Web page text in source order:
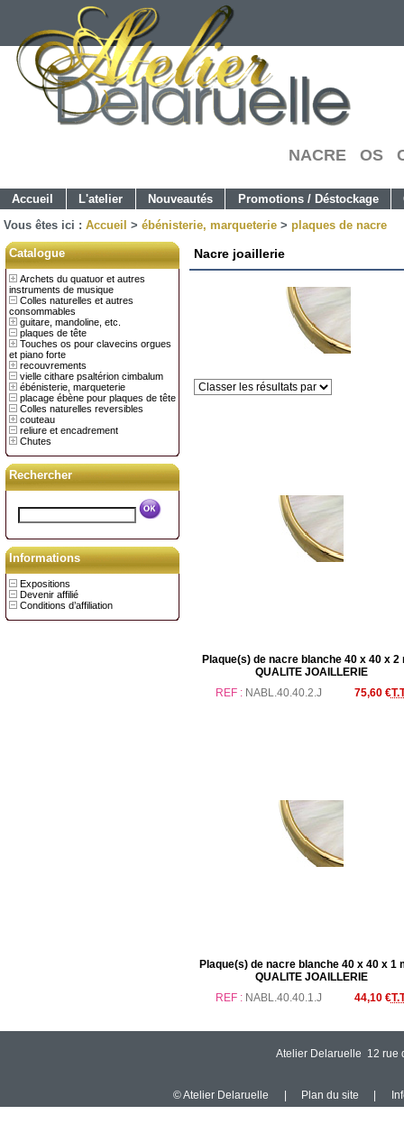
NACRE OS
Accueil L'atelier Nouveautés Promotions / Déstockage
Vous êtes ici : Accueil > ébénisterie, marqueterie > plaques de nacre
Catalogue
Archets du quatuor et autres
instruments de musique
Colles naturelles et autres
consommables
guitare, mandoline, etc.
plaques de tête
Touches os pour clavecins orgues
et piano forte
recouvrements
vielle cithare psaltérion cimbalum
ébénisterie, marqueterie
placage ébène pour plaques de tête
Colles naturelles reversibles
couteau
reliure et encadrement
Chutes
Rechercher
Informations
Expositions
Devenir affilié
Conditions d’affiliation
Nacre joaillerie
Plaque(s) de nacre blanche 40 x 40 x 2
QUALITE JOAILLERIE
REF : NABL.40.40.2.J 75,60 €
Plaque(s) de nacre blanche 40 x 40 x 1
QUALITE JOAILLERIE
REF : NABL.40.40.1.J 44,10 €
Atelier Delaruelle 12 rue
© Atelier Delaruelle | Plan du site |